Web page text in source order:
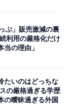
ぷ」販売激減の裏
利用の厳格化だけ
当の理由」
たいのはどっちな
の厳格過ぎる学歴
の曖昧過ぎる外国